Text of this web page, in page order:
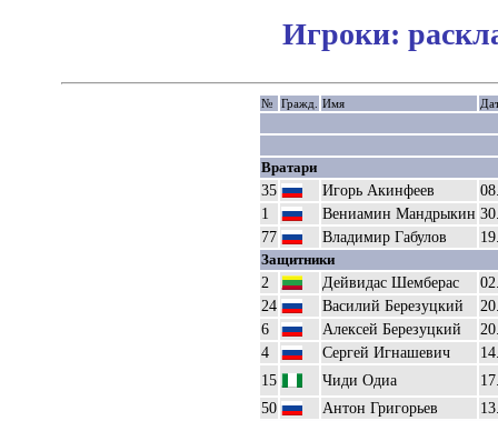
Игроки:
№ Гражд. Имя
Вратари
35 Игорь Акинфеев
1
Вениамин Мандрыкин
77
Владимир Габулов
Защитники
2 Дейвидас Шемберас
24
Василий Березуцкий
6
Алексей Березуцкий
4
Сергей Игнашевич
15
Чиди Одиа
50
Антон Григорьев